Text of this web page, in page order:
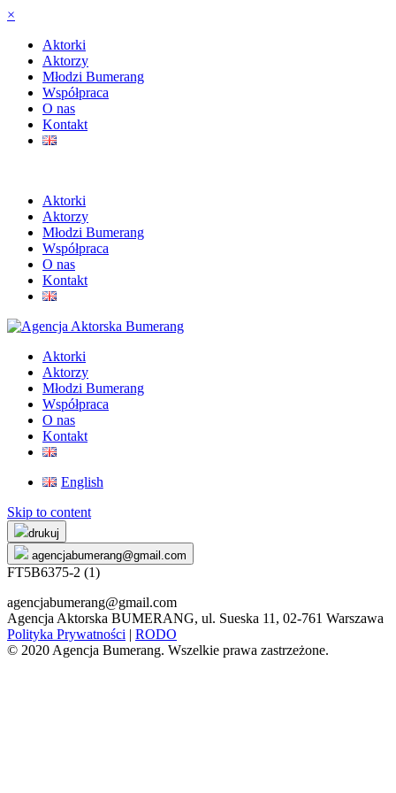
×
Aktorki
Aktorzy
Młodzi Bumerang
Współpraca
O nas
Kontakt
Aktorki
Aktorzy
Młodzi Bumerang
Współpraca
O nas
Kontakt
Aktorki
Aktorzy
Młodzi Bumerang
Współpraca
O nas
Kontakt
English
Skip to content
drukuj
agencjabumerang@gmail.com
FT5B6375-2 (1)
agencjabumerang@gmail.com
Agencja Aktorska BUMERANG, ul. Sueska 11, 02-761 Warszawa
Polityka Prywatności | RODO
© 2020 Agencja Bumerang. Wszelkie prawa zastrzeżone.